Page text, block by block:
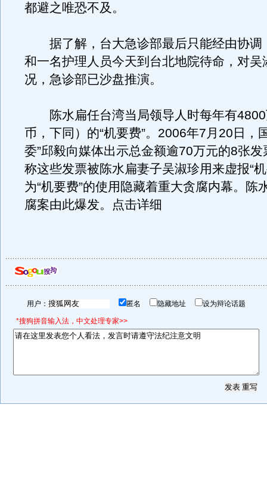
都避之唯恐不及。
据了解，台大急诊部最后只能经由协调
和一名护理人员今天到台北地院待命，对吴
况，急诊部已沙盘推演。
陈水扁任台湾当局领导人时每年有4800
币，下同）的“机要费”。2006年7月20日，
委”邱毅向媒体出示总金额逾70万元的8张
称这些发票被陈水扁妻子吴淑珍用来虚报“
为“机要费”的使用隐藏着重大贪腐内幕。陈
腐案由此爆发。点击详细
用户： 匿名 隐藏地址 设为辩论话题
*搜狗拼音输入法，中文处理专家>>